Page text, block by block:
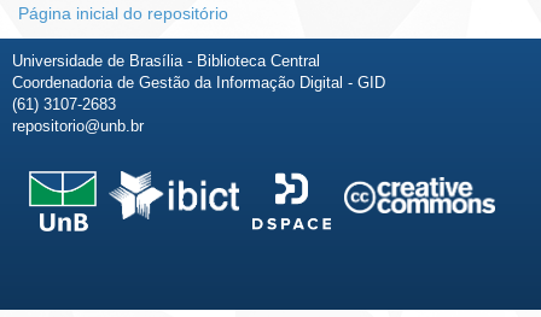
Página inicial do repositório
Universidade de Brasília - Biblioteca Central
Coordenadoria de Gestão da Informação Digital - GID
(61) 3107-2683
repositorio@unb.br